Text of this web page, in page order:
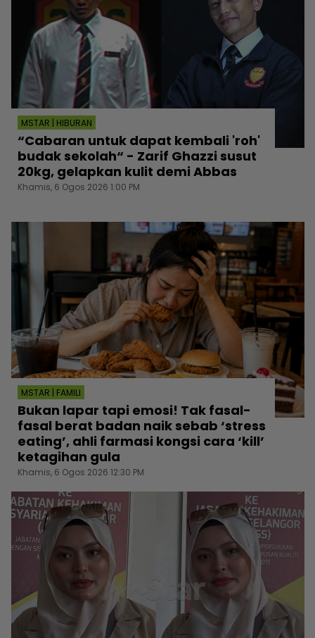
MSTAR | HIBURAN
“Cabaran untuk dapat kembali 'roh'
budak sekolah“ - Zarif Ghazzi susut
20kg, gelapkan kulit demi Abbas
Khamis, 6 Ogos 2026 1:00 PM
MSTAR | FAMILI
Bukan lapar tapi emosi! Tak fasal-
fasal berat badan naik sebab ‘stress
eating’, ahli farmasi kongsi cara ‘kill’
ketagihan gula
Khamis, 6 Ogos 2026 12:30 PM